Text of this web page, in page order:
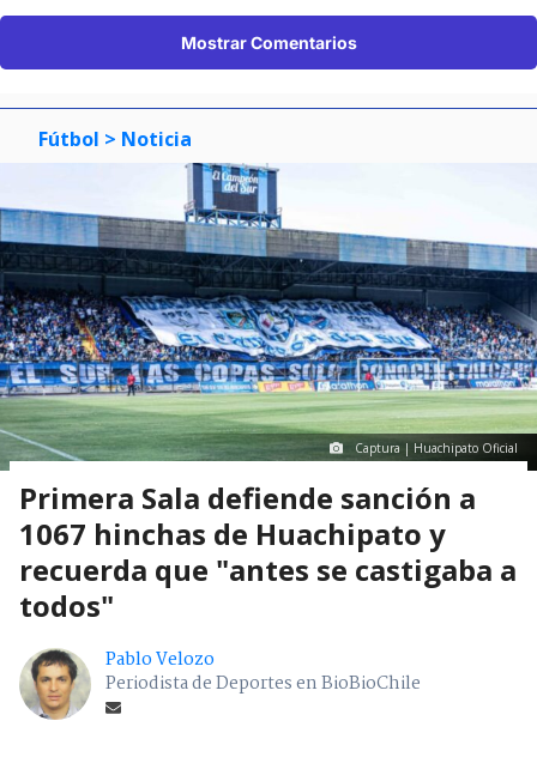
Mostrar Comentarios
Fútbol > Noticia
Captura | Huachipato Oficial
Primera Sala defiende sanción a
1067 hinchas de Huachipato y
recuerda que "antes se castigaba a
todos"
Pablo Velozo
Periodista de Deportes en BioBioChile